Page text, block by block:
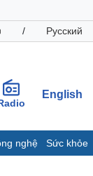
/ Русский
English
nghệ Sức khỏe